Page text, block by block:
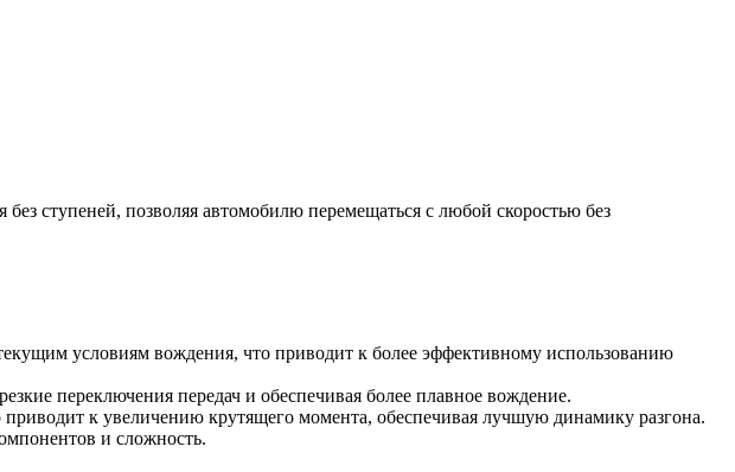
ступеней, позволяя автомобилю перемещаться с любой скоростью без
условиям вождения, что приводит к более эффективному использованию
переключения передач и обеспечивая более плавное вождение.
к увеличению крутящего момента, обеспечивая лучшую динамику разгона.
и сложность.